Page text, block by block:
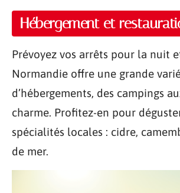
Hébergement et
Prévoyez vos arrêts pour la nuit
Normandie offre une grande
d’hébergements, des campings
charme. Profitez-en pour
spécialités locales : cidre,
de mer.